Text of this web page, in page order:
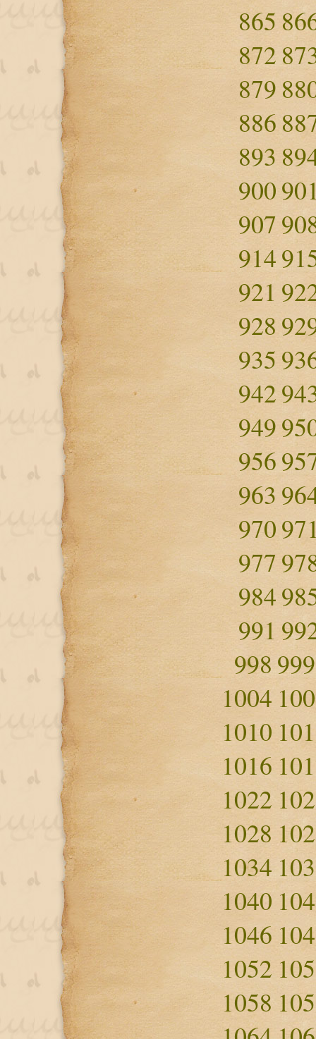
865
872
879
886
893
900
907
914
921
928
935
942
949
956
963
970
977
984
991
998 999
1004
1010
1016
1022
1028
1034
1040
1046
1052
1058